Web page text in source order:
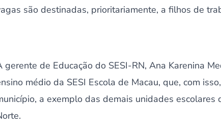
são destinadas, prioritariamente, a filhos de
gerente de Educação do SESI-RN, Ana Karenina
médio da SESI Escola de Macau, que, com
a exemplo das demais unidades